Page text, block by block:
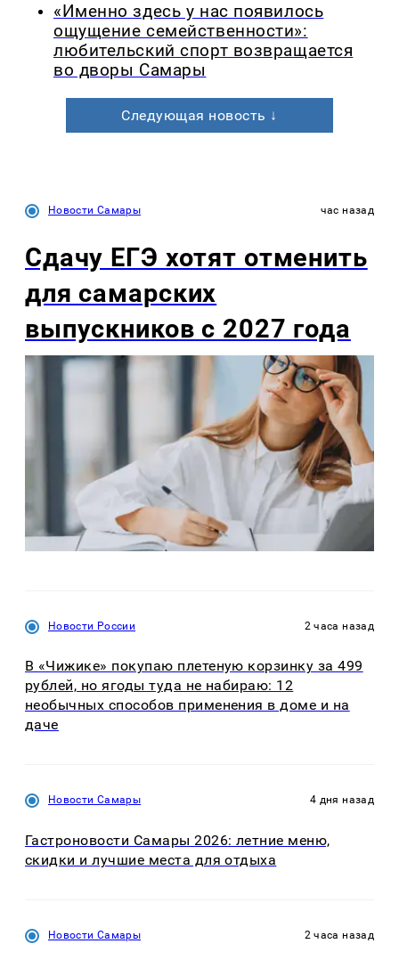
«Именно здесь у нас появилось
ощущение семейственности»:
любительский спорт возвращается
во дворы Самары
Следующая новость ↓
Новости Самары час назад
Сдачу ЕГЭ хотят отменить
для самарских
выпускников с 2027 года
Новости России 2 часа назад
В «Чижике» покупаю плетеную корзинку за 499
рублей, но ягоды туда не набираю: 12
необычных способов применения в доме и на
даче
Новости Самары 4 дня назад
Гастроновости Самары 2026: летние меню,
скидки и лучшие места для отдыха
Новости Самары 2 часа назад